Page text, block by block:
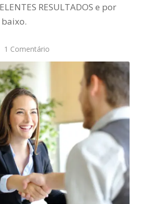
RESULTADOS e por
1 Comentário